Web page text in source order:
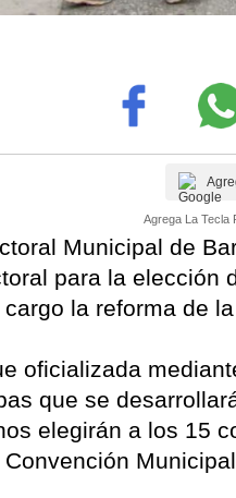
Agrega La Tecla
Municipal de
para la elección
la reforma de
oficializada
que se
elegirán a los 15